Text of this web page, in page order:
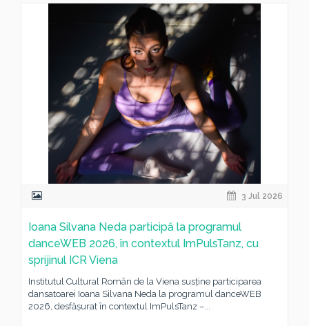
3 Jul 2026
Ioana Silvana Neda participă la programul
danceWEB 2026, în contextul ImPulsTanz, cu
sprijinul ICR Viena
Institutul Cultural Român de la Viena susține participarea
dansatoarei Ioana Silvana Neda la programul danceWEB
2026, desfășurat în contextul ImPulsTanz –...